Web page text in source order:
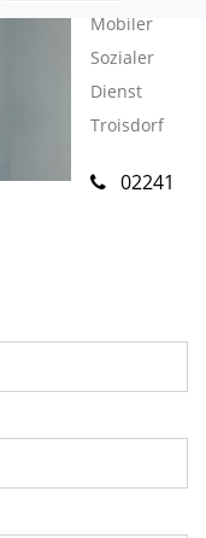
Mobiler
Sozialer
Dienst
Troisdorf
02241